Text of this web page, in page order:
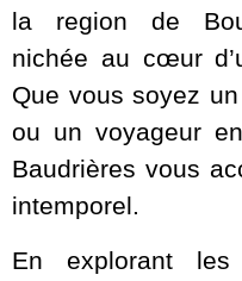
la region de
nichée au cœur
Que vous soyez
ou un voyageur
Baudrières vous
intemporel.
En explorant